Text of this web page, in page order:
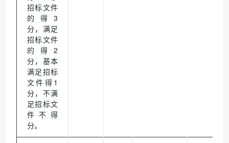
招标文件
的得3
分，满足
招标文件
的得2
分，基本
满足招标
文件得1
分，不满
足招标文
件不得
分。